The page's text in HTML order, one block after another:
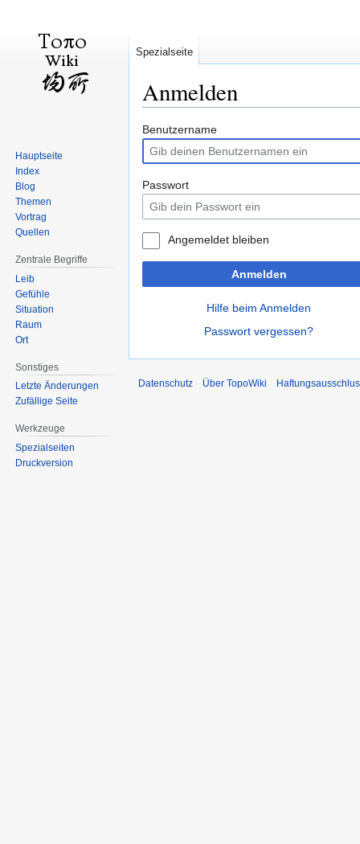
Anmelden
Zur
Navigation
springen
Zur
Suche
springen
Benutzername
Passwort
Angemeldet bleiben
Anmelden
Hilfe beim Anmelden
Passwort vergessen?
Spezialseite
Hauptseite
Index
Blog
Themen
Vortrag
Quellen
Zentrale Begriffe
Leib
Gefühle
Situation
Raum
Ort
Sonstiges
Letzte Änderungen
Zufällige Seite
Werkzeuge
Spezialseiten
Druckversion
Datenschutz Über TopoWiki